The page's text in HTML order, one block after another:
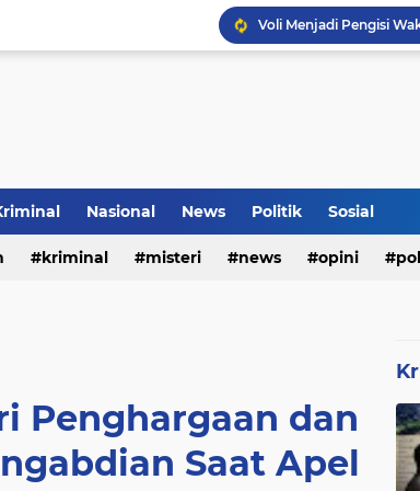
Voli Menjadi Pengisi
Inilah Tampilan Baru
Nasional News Politik Sosial
kriminal misteri news opini
Penghargaan dan
Saat Apel